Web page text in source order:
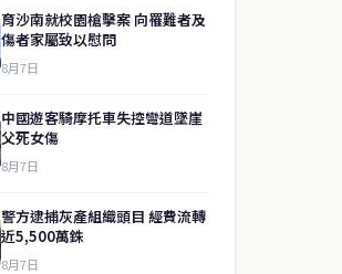
育沙南就校園槍擊案 向罹難者及
傷者家屬致以慰問
8月7日
中國遊客騎摩托車失控彎道墜崖
父死女傷
8月7日
警方逮捕灰產組織頭目 經費流轉
近5,500萬銖
8月7日